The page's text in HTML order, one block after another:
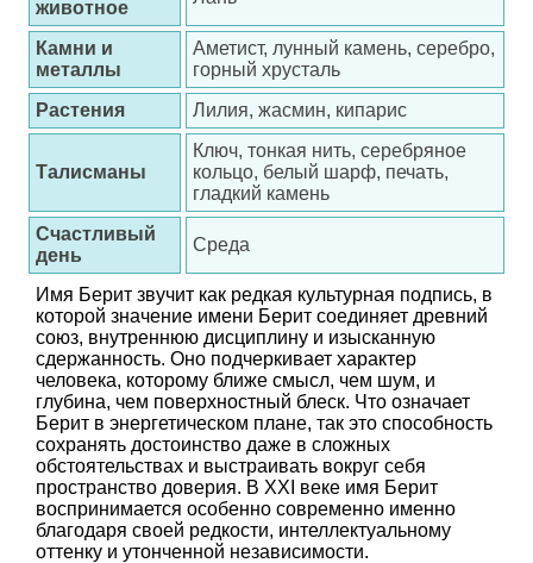
животное
Камни и
металлы
Аметист, лунный камень, серебро,
горный хрусталь
Растения
Лилия, жасмин, кипарис
Талисманы
Ключ, тонкая нить, серебряное
кольцо, белый шарф, печать,
гладкий камень
Счастливый
день
Среда
Имя Берит звучит как редкая культурная подпись, в
которой значение имени Берит соединяет древний
союз, внутреннюю дисциплину и изысканную
сдержанность. Оно подчеркивает характер
человека, которому ближе смысл, чем шум, и
глубина, чем поверхностный блеск. Что означает
Берит в энергетическом плане, так это способность
сохранять достоинство даже в сложных
обстоятельствах и выстраивать вокруг себя
пространство доверия. В XXI веке имя Берит
воспринимается особенно современно именно
благодаря своей редкости, интеллектуальному
оттенку и утонченной независимости.